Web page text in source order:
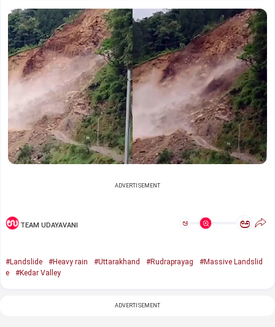
ADVERTISEMENT
TEAM UDAYAVANI ಅ ಅ
#Landslide #Heavy rain #Uttarakhand #Rudraprayag
#Massive Landslid
e
#Kedar Valley
ADVERTISEMENT